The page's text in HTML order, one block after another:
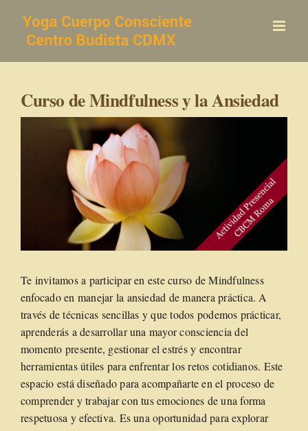
contenido
Curso de Mindfulness y la Ansiedad
Te invitamos a participar en este curso de Mindfulness
enfocado en manejar la ansiedad de manera práctica. A
través de técnicas sencillas y que todos podemos prácticar,
aprenderás a desarrollar una mayor consciencia del
momento presente, gestionar el estrés y encontrar
herramientas útiles para enfrentar los retos cotidianos. Este
espacio está diseñado para acompañarte en el proceso de
comprender y trabajar con tus emociones de una forma
respetuosa y efectiva. Es una oportunidad para explorar